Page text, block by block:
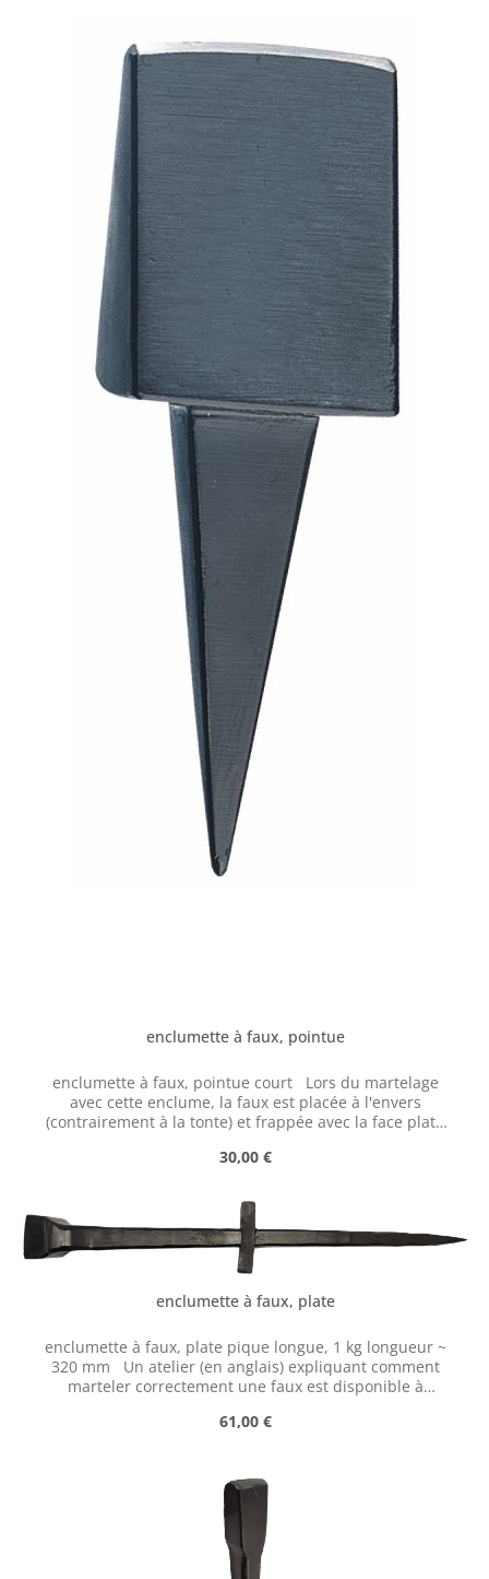
enclumette à faux, pointue
enclumette à faux, pointue court Lors du martelage
avec cette enclume, la faux est placée à l'envers
(contrairement à la tonte) et frappée avec la face plate
expliquant comment marteler correctement une faux est
https://scythesupply.com/peeningworkshop.html
Prix régulier :
30,00 €
enclumette à faux, plate
enclumette à faux, plate pique longue, 1 kg longueur ~
320 mm Un atelier (en anglais) expliquant comment
marteler correctement une faux est disponible à
https://scythesupply.com/peeningworkshop.html
Prix régulier :
61,00 €